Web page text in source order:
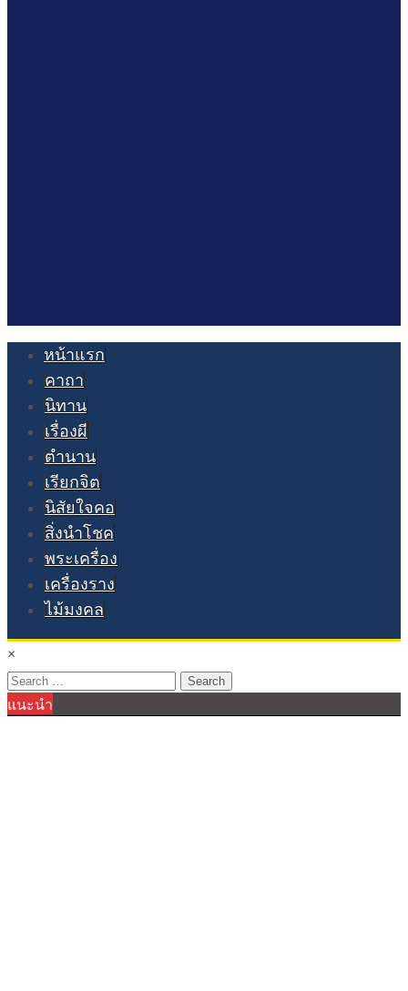
หน้าแรก
คาถา
นิทาน
เรื่องผี
ตำนาน
เรียกจิต
นิสัยใจคอ
สิ่งนำโชค
พระเครื่อง
เครื่องราง
ไม้มงคล
×
Search
for:
แนะนำ